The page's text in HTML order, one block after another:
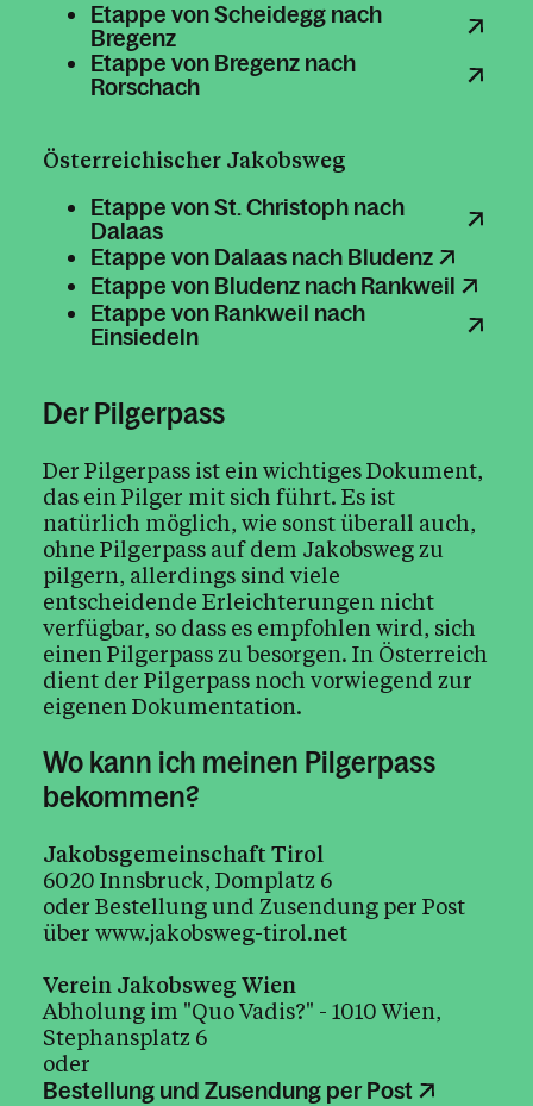
Etappe von Scheidegg nach
Bregenz
Etappe von Bregenz nach
Rorschach
Österreichischer Jakobsweg
Etappe von St. Christoph nach
Dalaas
Etappe von Dalaas nach Bludenz
Etappe von Bludenz nach Rankweil
Etappe von Rankweil nach
Einsiedeln
Der Pilgerpass
Der Pilgerpass ist ein wichtiges Dokument,
das ein Pilger mit sich führt. Es ist
natürlich möglich, wie sonst überall auch,
ohne Pilgerpass auf dem Jakobsweg zu
pilgern, allerdings sind viele
entscheidende Erleichterungen nicht
verfügbar, so dass es empfohlen wird, sich
einen Pilgerpass zu besorgen. In Österreich
dient der Pilgerpass noch vorwiegend zur
eigenen Dokumentation.
Wo kann ich meinen Pilgerpass
bekommen?
Jakobsgemeinschaft Tirol
6020 Innsbruck, Domplatz 6
oder Bestellung und Zusendung per Post
über www.jakobsweg-tirol.net
Verein Jakobsweg Wien
Abholung im "Quo Vadis?" - 1010 Wien,
Stephansplatz 6
oder
Bestellung und Zusendung per Post